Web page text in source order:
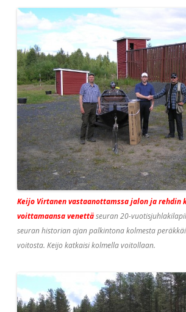
Keijo Virtanen vastaanottamssa jalon ja rehdin
voittamaansa venettäseuran 20-
seuran historian ajan palkintona kolmesta
voitosta. Keijo katkaisi kolmella voitollaan.